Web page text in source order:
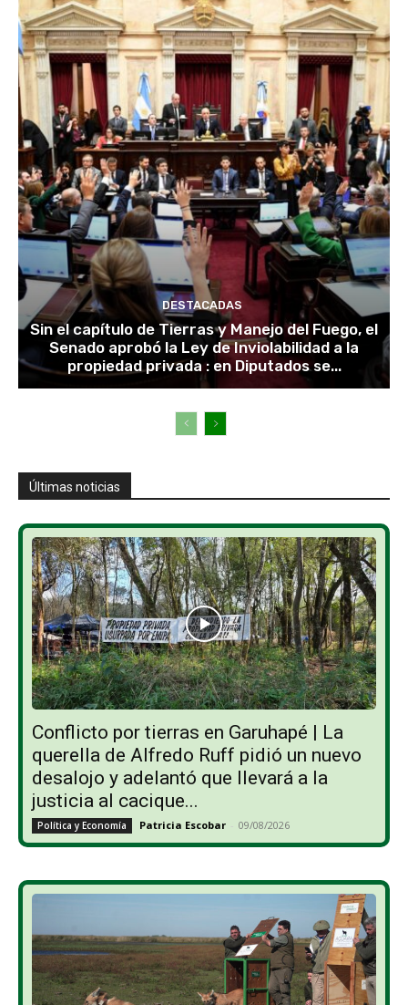
DESTACADAS
Sin el capítulo de Tierras y Manejo del Fuego, el
Senado aprobó la Ley de Inviolabilidad a la
propiedad privada : en Diputados se...
Últimas noticias
Conflicto por tierras en Garuhapé | La
querella de Alfredo Ruff pidió un nuevo
desalojo y adelantó que llevará a la
justicia al cacique...
Política y Economía Patricia Escobar - 09/08/2026